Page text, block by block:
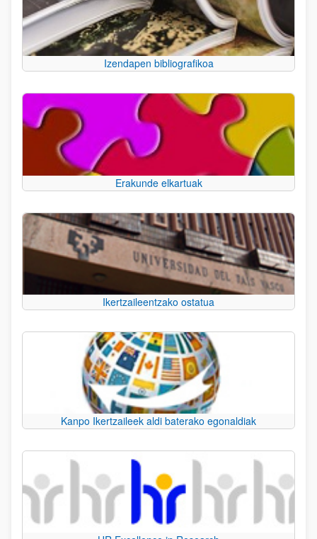
Izendapen bibliografikoa
Erakunde elkartuak
Ikertzaileentzako ostatua
Kanpo Ikertzaileek aldi baterako egonaldiak